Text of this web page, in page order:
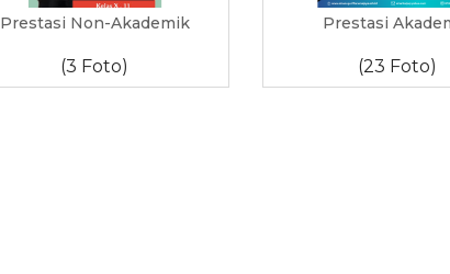
Prestasi Non-Akademik
(3 Foto)
Prestasi
(23 Foto)